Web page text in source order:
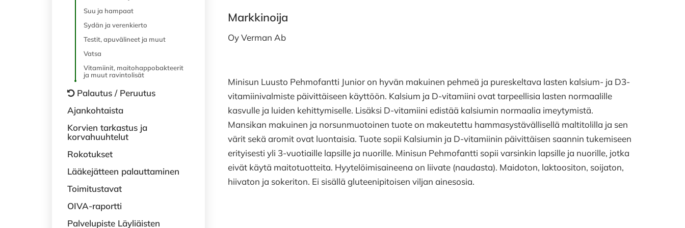
Suu ja hampaat
Sydän ja verenkierto
Testit, apuvälineet ja muut
Vatsa
Vitamiinit, maitohappobakteerit
ja muut ravintolisät
Palautus / Peruutus
Ajankohtaista
Korvien tarkastus ja
korvahuuhtelut
Rokotukset
Lääkejätteen palauttaminen
Toimitustavat
OIVA-raportti
Palvelupiste Läyliäisten
Markkinoija
Oy Verman Ab
Minisun Luusto Pehmofantti Junior on hyvän makuinen pehmeä ja pureskeltava lasten kalsium- ja D3-
vitamiinivalmiste päivittäiseen käyttöön. Kalsium ja D-vitamiini ovat tarpeellisia lasten normaalille
kasvulle ja luiden kehittymiselle. Lisäksi D-vitamiini edistää kalsiumin normaalia imeytymistä.
Mansikan makuinen ja norsunmuotoinen tuote on makeutettu hammasystävällisellä maltitolilla ja sen
värit sekä aromit ovat luontaisia. Tuote sopii Kalsiumin ja D-vitamiinin päivittäisen saannin tukemiseen
erityisesti yli 3-vuotiaille lapsille ja nuorille. Minisun Pehmofantti sopii varsinkin lapsille ja nuorille, jotka
eivät käytä maitotuotteita. Hyytelöimisaineena on liivate (naudasta). Maidoton, laktoositon, soijaton,
hiivaton ja sokeriton. Ei sisällä gluteenipitoisen viljan ainesosia.